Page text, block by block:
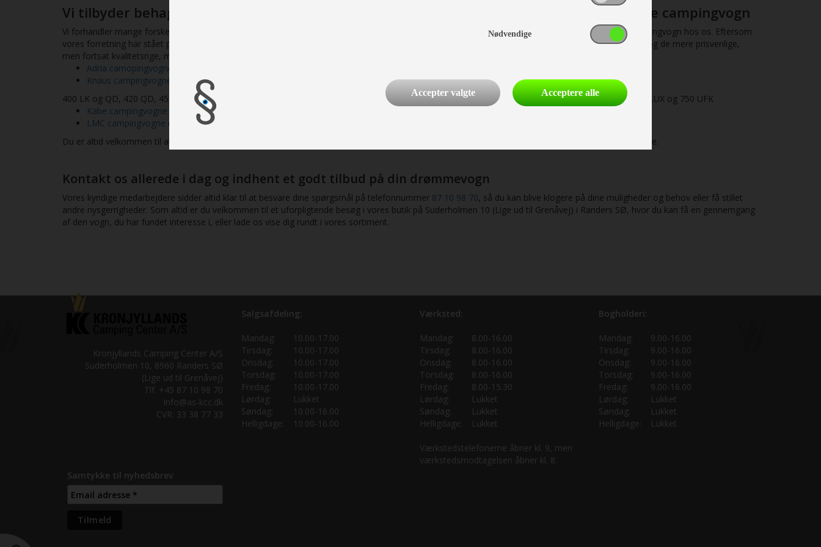
Vi tilbyder behagelig service og kyndig rådgivning, så du kan komme hjem med den rigtige campingvogn
Vi forhandler mange forskellige typer af campingvogne og modeller, så det er nemt for såvel enlige som større familier at finde deres optimale campingvogn hos os. Eftersom
vores forretning har stået på egne ben siden 2002 har vi opnået erfaring med flere af markedets førende mærker såvel som vogne i mellemklassen og de mere prisvenlige,
men fortsat kvalitetsrige, modeller. I vores nuværende 2021/2022-sortiment finder du:
Adria camopingvogne
Knaus campingvogne
og deres nyeste modeller Sport, Sport E-power Selection, Sudwind, Scandinavian Selection
400 LK og QD, 420 QD, 450 FU, 460 EU, 500 EU, UR, RU, QDK g PF, 540 UE og FDK, 550 FSK, 580 UF, QS, 590 UE og UK, 650 UDF, PEB, PXB, FSX, LUX og 750 UFK
Kabe campingvogne og deres nyeste serier, ESTATE, ÆDELSTEN, ROYAL, HACIENDA, IMPERIAL/HACIENDA, S
LMC campingvogne og deres nyeste modeller, SASSINO, VIVO, STYLE, MUSICA, STYLE LIFT, EXQUISITE VIP
Du er altid velkommen til at besøge vores butik i Randers, så du selv kan få syn for sagen og få en kyndig gennemgang af vores dygtige medarbejdere.
Kontakt os allerede i dag og indhent et godt tilbud på din drømmevogn
Vores kyndige medarbejdere sidder altid klar til at besvare dine spørgsmål på telefonnummer 87 10 98 70, så du kan blive klogere på dine muligheder og behov eller få stillet
andre nysgerrigheder. Som altid er du velkommen til et uforpligtende besøg i vores butik på Suderholmen 10 (Lige ud til Grenåvej) i Randers SØ, hvor du kan få en gennemgang
af den vogn, du har fundet interesse i, eller lade os vise dig rundt i vores sortiment.
Kronjyllands Camping Center A/S
Suderholmen 10, 8960 Randers SØ
(Lige ud til Grenåvej)
Tlf. +45 87 10 98 70
Info@as-kcc.dk
CVR: 33 38 77 33
Samtykke til nyhedsbrev
Salgsafdeling:
Mandag:
10.00-17.00
Tirsdag:
10.00-17.00
Onsdag:
10.00-17.00
Torsdag:
10.00-17.00
Fredag:
10.00-17.00
Lørdag:
Lukket
Søndag:
10.00-16.00
Helligdage:
10.00-16.00
Værksted:
Mandag:
8.00-16.00
Tirsdag:
8.00-16.00
Onsdag:
8.00-16.00
Torsdag:
8.00-16.00
Fredag:
8.00-15.30
Lørdag:
Lukket
Søndag:
Lukket
Helligdage:
Lukket
Værkstedstelefonerne åbner kl. 9, men
værkstedsmodtagelsen åbner kl. 8.
Bogholderi:
Mandag:
9.00-16.00
Tirsdag:
9.00-16.00
Onsdag:
9.00-16.00
Torsdag:
9.00-16.00
Fredag:
9.00-16.00
Lørdag:
Lukket
Søndag:
Lukket
Helligdage:
Lukket
Nødvendige
Accepter valgte Acceptere alle